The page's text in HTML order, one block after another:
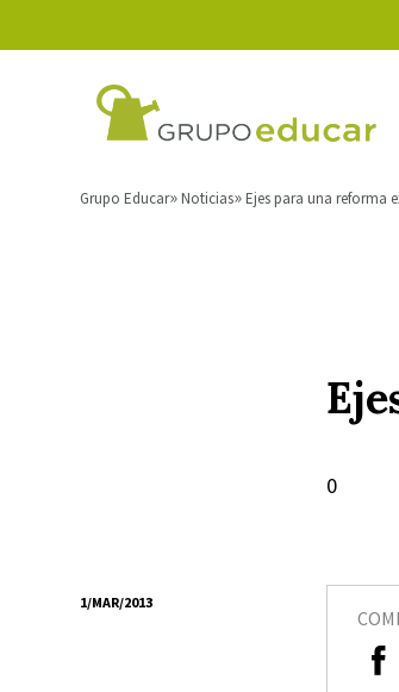
Grupo Educar Noticias Ejes para una reforma
0
1/MAR/2013